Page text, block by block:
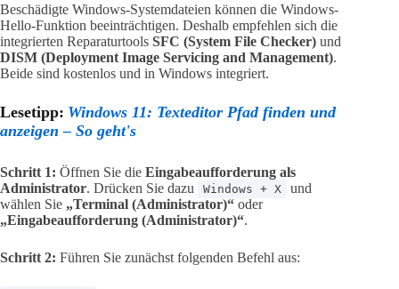
Beschädigte Windows-Systemdateien können die Windows-
Hello-Funktion beeinträchtigen. Deshalb empfehlen sich die
integrierten Reparaturtools SFC (System File Checker) und
DISM (Deployment Image Servicing and Management).
Beide sind kostenlos und in Windows integriert.
Lesetipp: Windows 11: Texteditor Pfad finden und
anzeigen – So geht's
Schritt 1: Öffnen Sie die Eingabeaufforderung als
Administrator. Drücken Sie dazu Windows + X
und
wählen Sie „Terminal (Administrator)“ oder
„Eingabeaufforderung (Administrator)“.
Schritt 2: Führen Sie zunächst folgenden Befehl aus: